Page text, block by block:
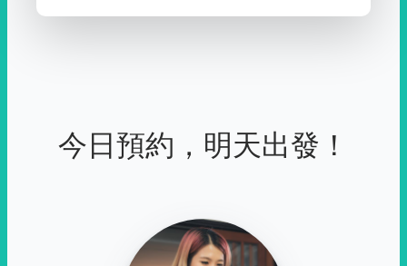
今日預約，明天出發！